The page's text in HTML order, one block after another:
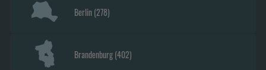
Berlin(278)
Brandenburg(402)